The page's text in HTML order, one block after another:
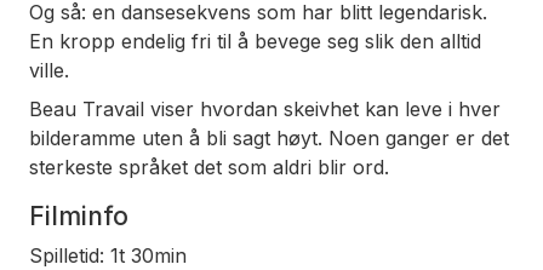
Og så: en dansesekvens som har blitt legendarisk.
En kropp endelig fri til å bevege seg slik den alltid
ville.
Beau Travail viser hvordan skeivhet kan leve i hver
bilderamme uten å bli sagt høyt. Noen ganger er det
sterkeste språket det som aldri blir ord.
Filminfo
Spilletid: 1t 30min